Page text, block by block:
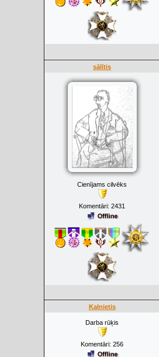
sālītis
Cienījams cilvēks
Komentāri: 2431
Kalnietis
Darba rūķis
Komentāri: 256